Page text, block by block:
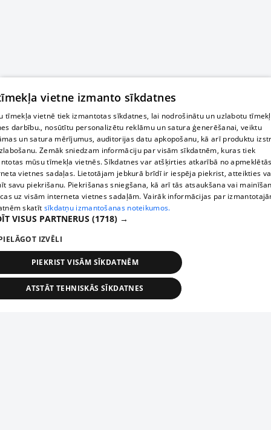
vietne izmanto sīkdatnes
tīmekļa vietnē tiek izmantotas sīkdatnes, lai nodrošinātu un uzlabotu
darbību., nosūtītu personalizētu reklāmu un satura ģenerēšanai, veiktu
un satura mērījumus, auditorijas datu apkopošanu, kā arī produktu
Zemāk sniedzam informāciju par visām sīkdatnēm, kuras tiek
mūsu tīmekļa vietnēs. Sīkdatnes var atšķirties atkarībā no
vietnes sadaļas. Lietotājam jebkurā brīdī ir iespēja piekrist, atteikties
savu piekrišanu. Piekrišanas sniegšana, kā arī tās atsaukšana vai
uz visām interneta vietnes sadaļām. Vairāk informācijas par
skatīt sīkdatņu izmantošanas noteikumos.
VISUS PARTNERUS (1718) →
IZVĒLI
PIEKRIST VISĀM SĪKDATNĒM
ATSTĀT TEHNISKĀS SĪKDATNES